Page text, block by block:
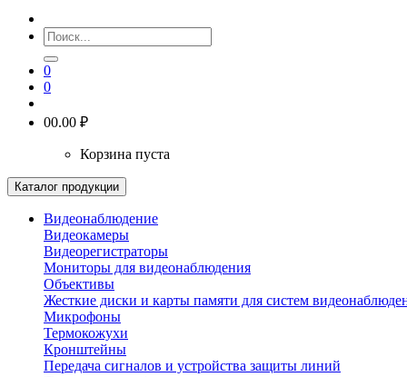
0
0
00.00 ₽
Корзина пуста
Каталог продукции
Видеонаблюдение
Видеокамеры
Видеорегистраторы
Мониторы для видеонаблюдения
Объективы
Жесткие диски и карты памяти для систем
Микрофоны
Термокожухи
Кронштейны
Передача сигналов и устройства защиты линий